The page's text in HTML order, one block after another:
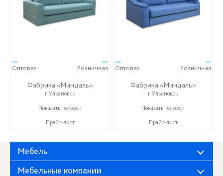
—
Оптовая
—
Розничная
Фабрика «Миндаль»
г.Ульяновск
+7 (927) 630-62-82
Показать телефон
Прайс-лист
—
Оптовая
—
Розничная
Фабрика «Миндаль»
г.Ульяновск
+7 (927) 630-62-82
Показать телефон
Прайс-лист
Мебель
Мебельные компании